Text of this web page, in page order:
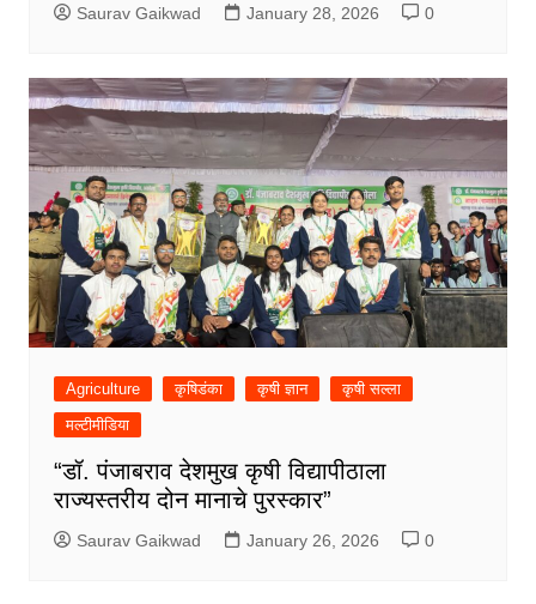
Saurav Gaikwad January 28, 2026 0
Agriculture कृषिडंका कृषी ज्ञान
कृषी सल्ला
मल्टीमीडिया
“डॉ. पंजाबराव देशमुख कृषी विद्यापीठाला
राज्यस्तरीय दोन मानाचे पुरस्कार”
Saurav Gaikwad January 26, 2026 0